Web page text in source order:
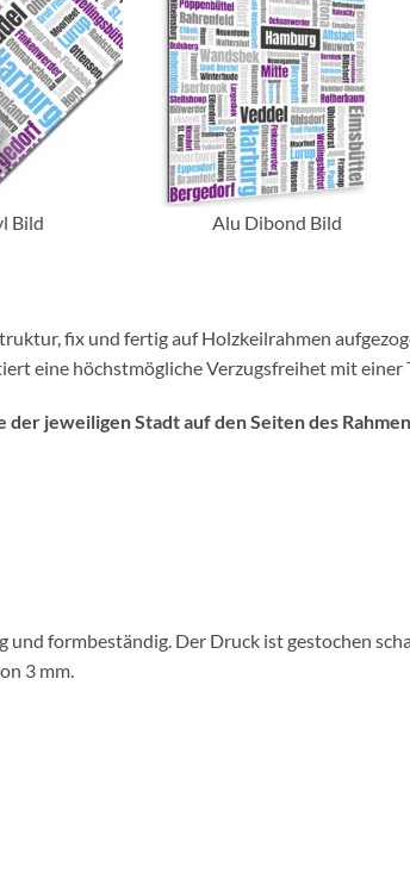
Bild Alu Dibond Bild
fix und fertig auf Holzkeilrahmen
eine höchstmögliche Verzugsfreihet mit einer
jeweiligen Stadt auf den Seiten des
formbeständig. Der Druck ist gestochen
3 mm.